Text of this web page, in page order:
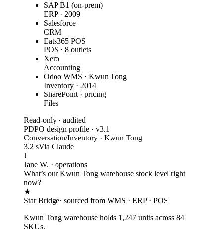
SAP B1 (on-prem)
ERP · 2009
Salesforce
CRM
Eats365 POS
POS · 8 outlets
Xero
Accounting
Odoo WMS · Kwun Tong
Inventory · 2014
SharePoint · pricing
Files
Read-only · audited
PDPO design profile · v3.1
Conversation/Inventory · Kwun Tong
3.2 sVia Claude
J
Jane W. · operations
What’s our Kwun Tong warehouse stock level right
now?
★
Star Bridge· sourced from WMS · ERP · POS
Kwun Tong warehouse holds 1,247 units across 84
SKUs.